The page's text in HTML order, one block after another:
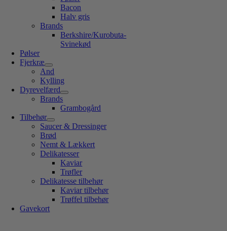
Bacon
Halv gris
Brands
Berkshire/Kurobuta-
Svinekød
Pølser
Fjerkræ
And
Kylling
Dyrevelfærd
Brands
Grambogård
Tilbehør
Saucer & Dressinger
Brød
Nemt & Lækkert
Delikatesser
Kaviar
Trøfler
Delikatesse tilbehør
Kaviar tilbehør
Trøffel tilbehør
Gavekort